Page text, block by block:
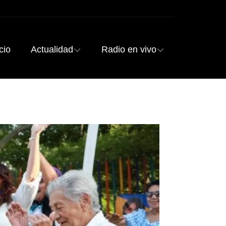
Actualidad Radio en vivo